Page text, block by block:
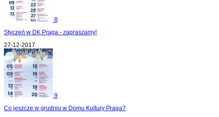
8
Styczeń w DK Praga - zapraszamy!
27-12-2017
9
Co jeszcze w grudniu w Domu Kultury Praga?